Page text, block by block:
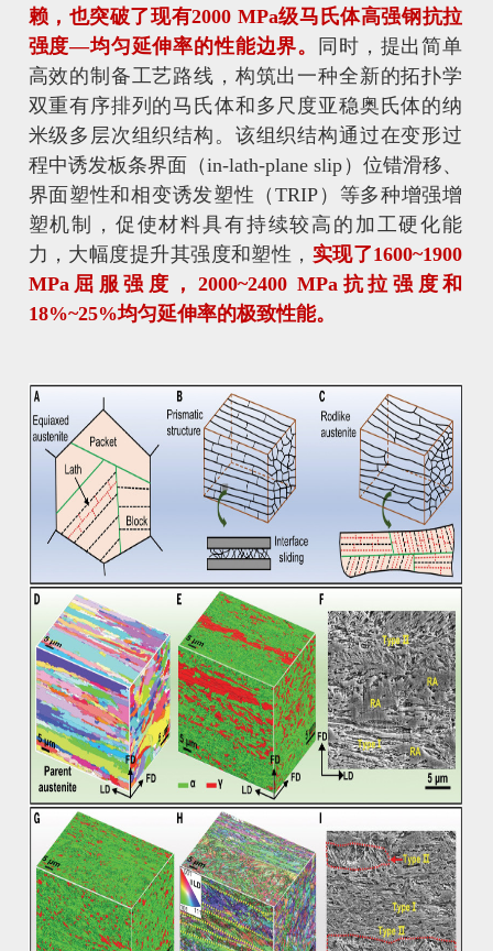
赖，也突破了现有2000 MPa级马氏体高强钢抗拉
强度—均匀延伸率的性能边界。
同时，提出简单
高效的制备工艺路线，构筑出一种全新的拓扑学
双重有序排列的马氏体和多尺度亚稳奥氏体的纳
米级多层次组织结构。该组织结构通过在变形过
程中诱发板条界面（in-lath-plane slip）位错滑移、
界面塑性和相变诱发塑性（TRIP）等多种增强增
塑机制，促使材料具有持续较高的加工硬化能
力，大幅度提升其强度和塑性， 实现了1600~1900
MPa屈服强度，2000~2400 MPa抗拉强度和
18%~25%均匀延伸率的极致性能。